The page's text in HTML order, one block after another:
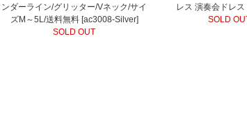
ンダーライン/グリッター/Vネック/サイ
ズM～5L/送料無料 [ac3008-Silver]
SOLD OUT
レス 演奏会ドレ
SOLD